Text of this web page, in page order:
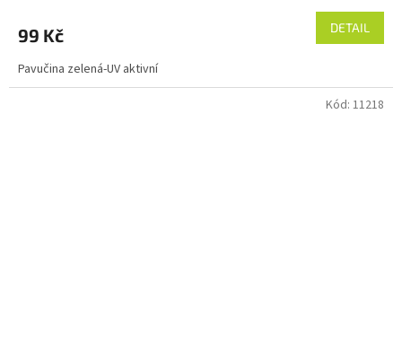
99 Kč DETAIL
Pavučina zelená-UV aktivní
Kód: 11218